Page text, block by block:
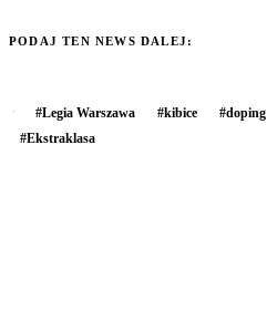
PODAJ TEN NEWS DALEJ:
#Legia Warszawa #kibice #doping
#Ekstraklasa